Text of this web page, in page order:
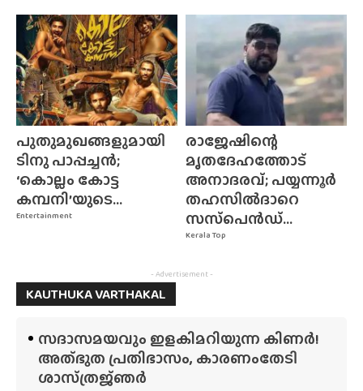
Entertainment
പുതുമുഖങ്ങളുമായി
ടിനു പാപ്പച്ചൻ;
‘കൊല്ലം കോട്ട
കമ്പനി’യുടെ...
Kerala Top
രാജേഷിന്റെ
മൃതദേഹത്തോട്
അനാദരവ്; പയ്യന്നൂർ
തഹസിൽദാറെ
സസ്‌പെൻഡ്...
- Advertisement -
KAUTHUKA VARTHAKAL
സദാസമയവും ഇളകിമറിയുന്ന കിണർ!
അത്‌ഭുത പ്രതിഭാസം, കാരണംതേടി
ശാസ്‌ത്രജ്‌ഞർ